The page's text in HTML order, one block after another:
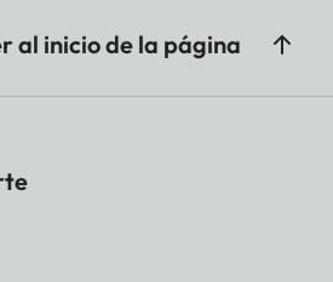
al inicio de la página